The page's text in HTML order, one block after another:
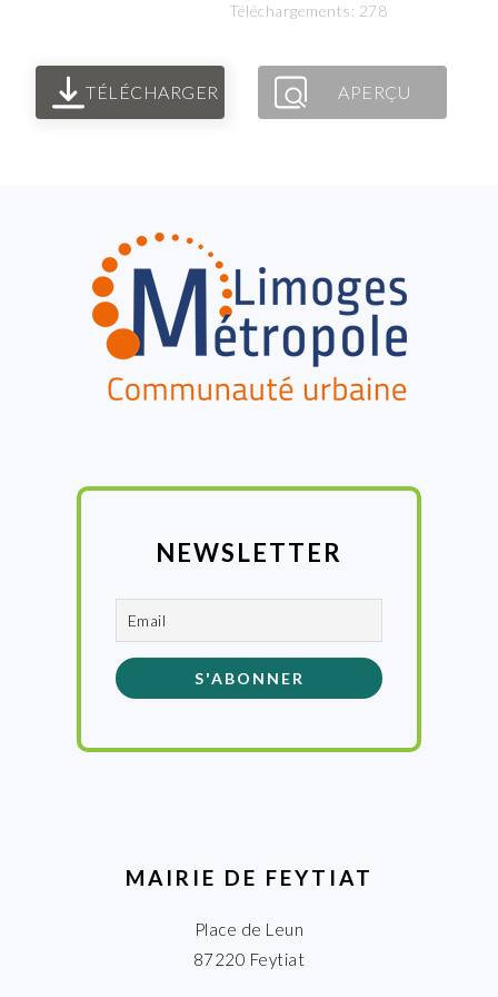
Téléchargements: 278
TÉLÉCHARGER APERÇU
NEWSLETTER
MAIRIE DE FEYTIAT
Place de Leun
87220 Feytiat